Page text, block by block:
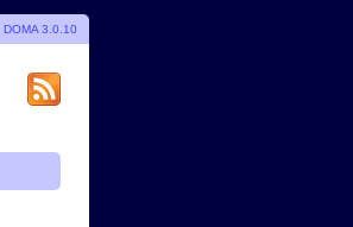
DOMA 3.0.10